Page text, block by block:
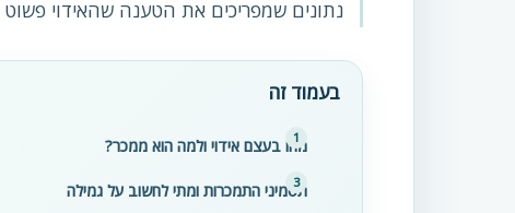
נתונים שמפריכים את הטענה שהאידוי
בעמוד זה
מהו בעצם אידוי ולמה הוא ממכר?
תסמיני התמכרות ומתי לחשוב על גמילה